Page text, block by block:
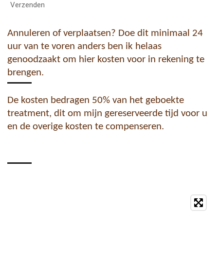
Verzenden
Annuleren of verplaatsen? Doe dit minimaal 24
uur van te voren anders ben ik helaas
genoodzaakt om hier kosten voor in rekening te
brengen.
De kosten bedragen 50% van het geboekte
treatment, dit om mijn gereserveerde tijd voor u
en de overige kosten te compenseren.